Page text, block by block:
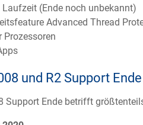
(Ende noch unbekannt)
Advanced Thread
Prozessoren
und R2 Support Ende
Support Ende betrifft